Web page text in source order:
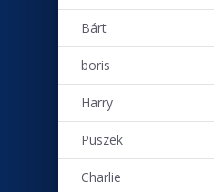
Bárt
boris
Harry
Puszek
Charlie